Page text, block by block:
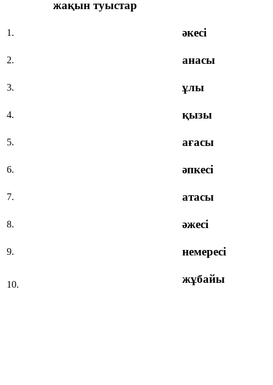
жақын туыстар
1. әкесі
2. анасы
3. ұлы
4. қызы
5. ағасы
6. әпкесі
7. атасы
8. әжесі
9. немересі
10. жұбайы